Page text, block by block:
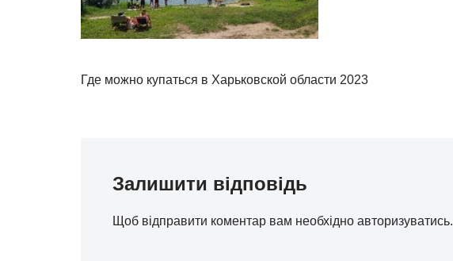
Где можно купаться в Харьковской области 2023
Залишити відповідь
Щоб відправити коментар вам необхідно авторизуватись.